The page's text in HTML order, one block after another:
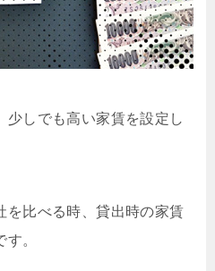
少しでも高い家賃を設定し
を比べる時、貸出時の家賃
。